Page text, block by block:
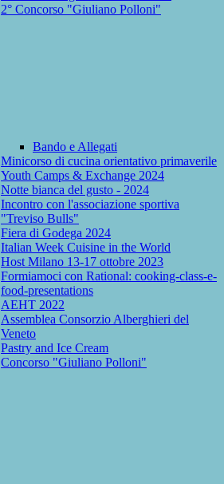
2° Concorso "Giuliano Polloni"
Bando e Allegati
Minicorso di cucina orientativo primaverile
Youth Camps & Exchange 2024
Notte bianca del gusto - 2024
Incontro con l'associazione sportiva
"Treviso Bulls"
Fiera di Godega 2024
Italian Week Cuisine in the World
Host Milano 13-17 ottobre 2023
Formiamoci con Rational: cooking-class-e-
food-presentations
AEHT 2022
Assemblea Consorzio Alberghieri del
Veneto
Pastry and Ice Cream
Concorso "Giuliano Polloni"